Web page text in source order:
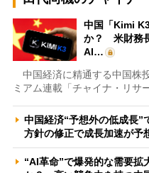
中国「Kimi
か？ 米財務
AI…
中国経済に精通する中国株
ミアム連載「チャイナ・リサ
中国経済“予想外の低成長
方針の修正で成長加速が予
“AI革命”で爆発的な需要拡